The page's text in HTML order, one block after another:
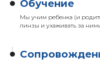
Обучение
Мы учим ребенка (и
линзы и ухаживать за